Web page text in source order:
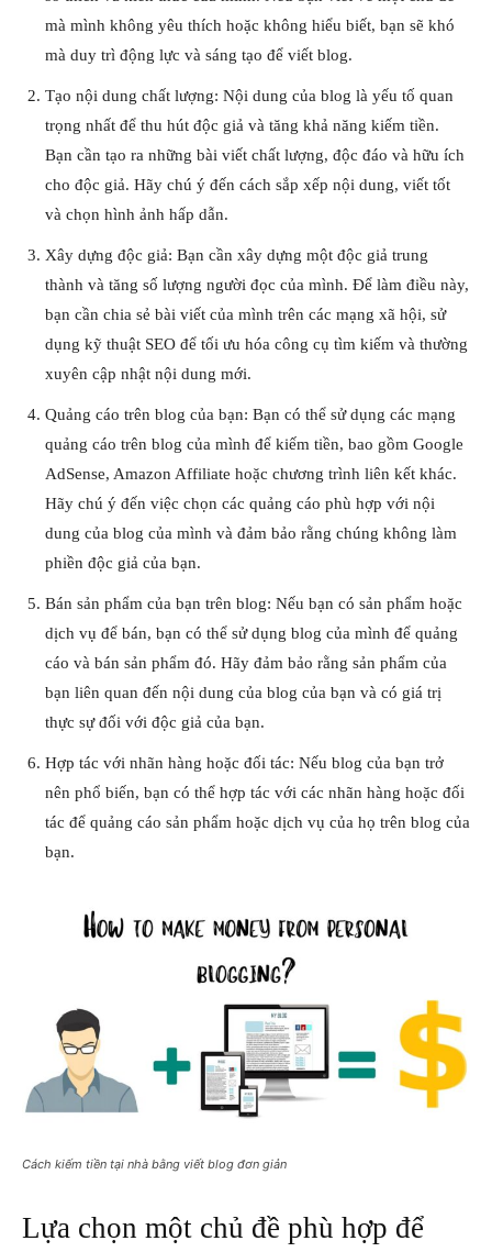
mà mình không yêu thích hoặc không hiểu biết, bạn sẽ khó
mà duy trì động lực và sáng tạo để viết blog.
Tạo nội dung chất lượng: Nội dung của blog là yếu tố quan
trọng nhất để thu hút độc giả và tăng khả năng kiếm tiền.
Bạn cần tạo ra những bài viết chất lượng, độc đáo và hữu ích
cho độc giả. Hãy chú ý đến cách sắp xếp nội dung, viết tốt
và chọn hình ảnh hấp dẫn.
Xây dựng độc giả: Bạn cần xây dựng một độc giả trung
thành và tăng số lượng người đọc của mình. Để làm điều này,
bạn cần chia sẻ bài viết của mình trên các mạng xã hội, sử
dụng kỹ thuật SEO để tối ưu hóa công cụ tìm kiếm và thường
xuyên cập nhật nội dung mới.
Quảng cáo trên blog của bạn: Bạn có thể sử dụng các mạng
quảng cáo trên blog của mình để kiếm tiền, bao gồm Google
AdSense, Amazon Affiliate hoặc chương trình liên kết khác.
Hãy chú ý đến việc chọn các quảng cáo phù hợp với nội
dung của blog của mình và đảm bảo rằng chúng không làm
phiền độc giả của bạn.
Bán sản phẩm của bạn trên blog: Nếu bạn có sản phẩm hoặc
dịch vụ để bán, bạn có thể sử dụng blog của mình để quảng
cáo và bán sản phẩm đó. Hãy đảm bảo rằng sản phẩm của
bạn liên quan đến nội dung của blog của bạn và có giá trị
thực sự đối với độc giả của bạn.
Hợp tác với nhãn hàng hoặc đối tác: Nếu blog của bạn trở
nên phổ biến, bạn có thể hợp tác với các nhãn hàng hoặc đối
tác để quảng cáo sản phẩm hoặc dịch vụ của họ trên blog của
bạn.
Cách kiếm tiền tại nhà bằng viết blog đơn giản
Lựa chọn một chủ đề phù hợp để